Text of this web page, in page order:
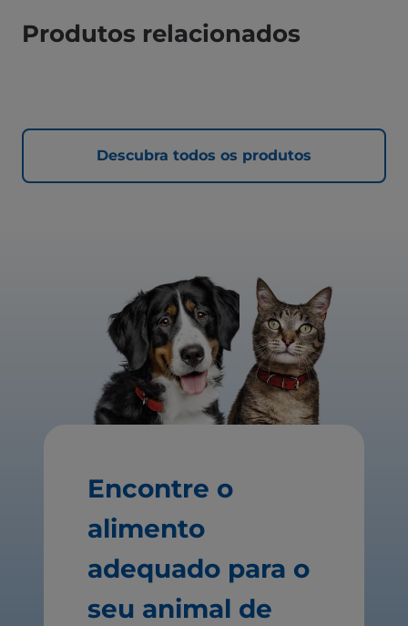
Produtos relacionados
Descubra todos os produtos
Encontre o
alimento
adequado para o
seu animal de